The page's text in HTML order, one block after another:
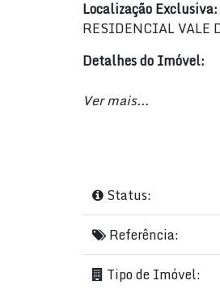
Localização Exclusiva:
RESIDENCIAL VALE
Detalhes do Imóvel:
Tipo:
Preço:
Garagens:
Salas:2
Área Total:
Área Útil:110 m²
Ver mais...
Status:
Referência:
Tipo de Imóvel: